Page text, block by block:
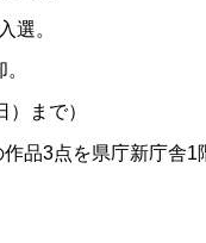
選。
まで）
品3点を県庁新庁舎1